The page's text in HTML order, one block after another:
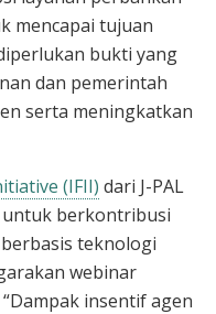
mencapai tujuan
bukti yang
dan pemerintah
serta meningkatkan
(IFII) dari J-PAL
untuk berkontribusi
teknologi
webinar
insentif agen